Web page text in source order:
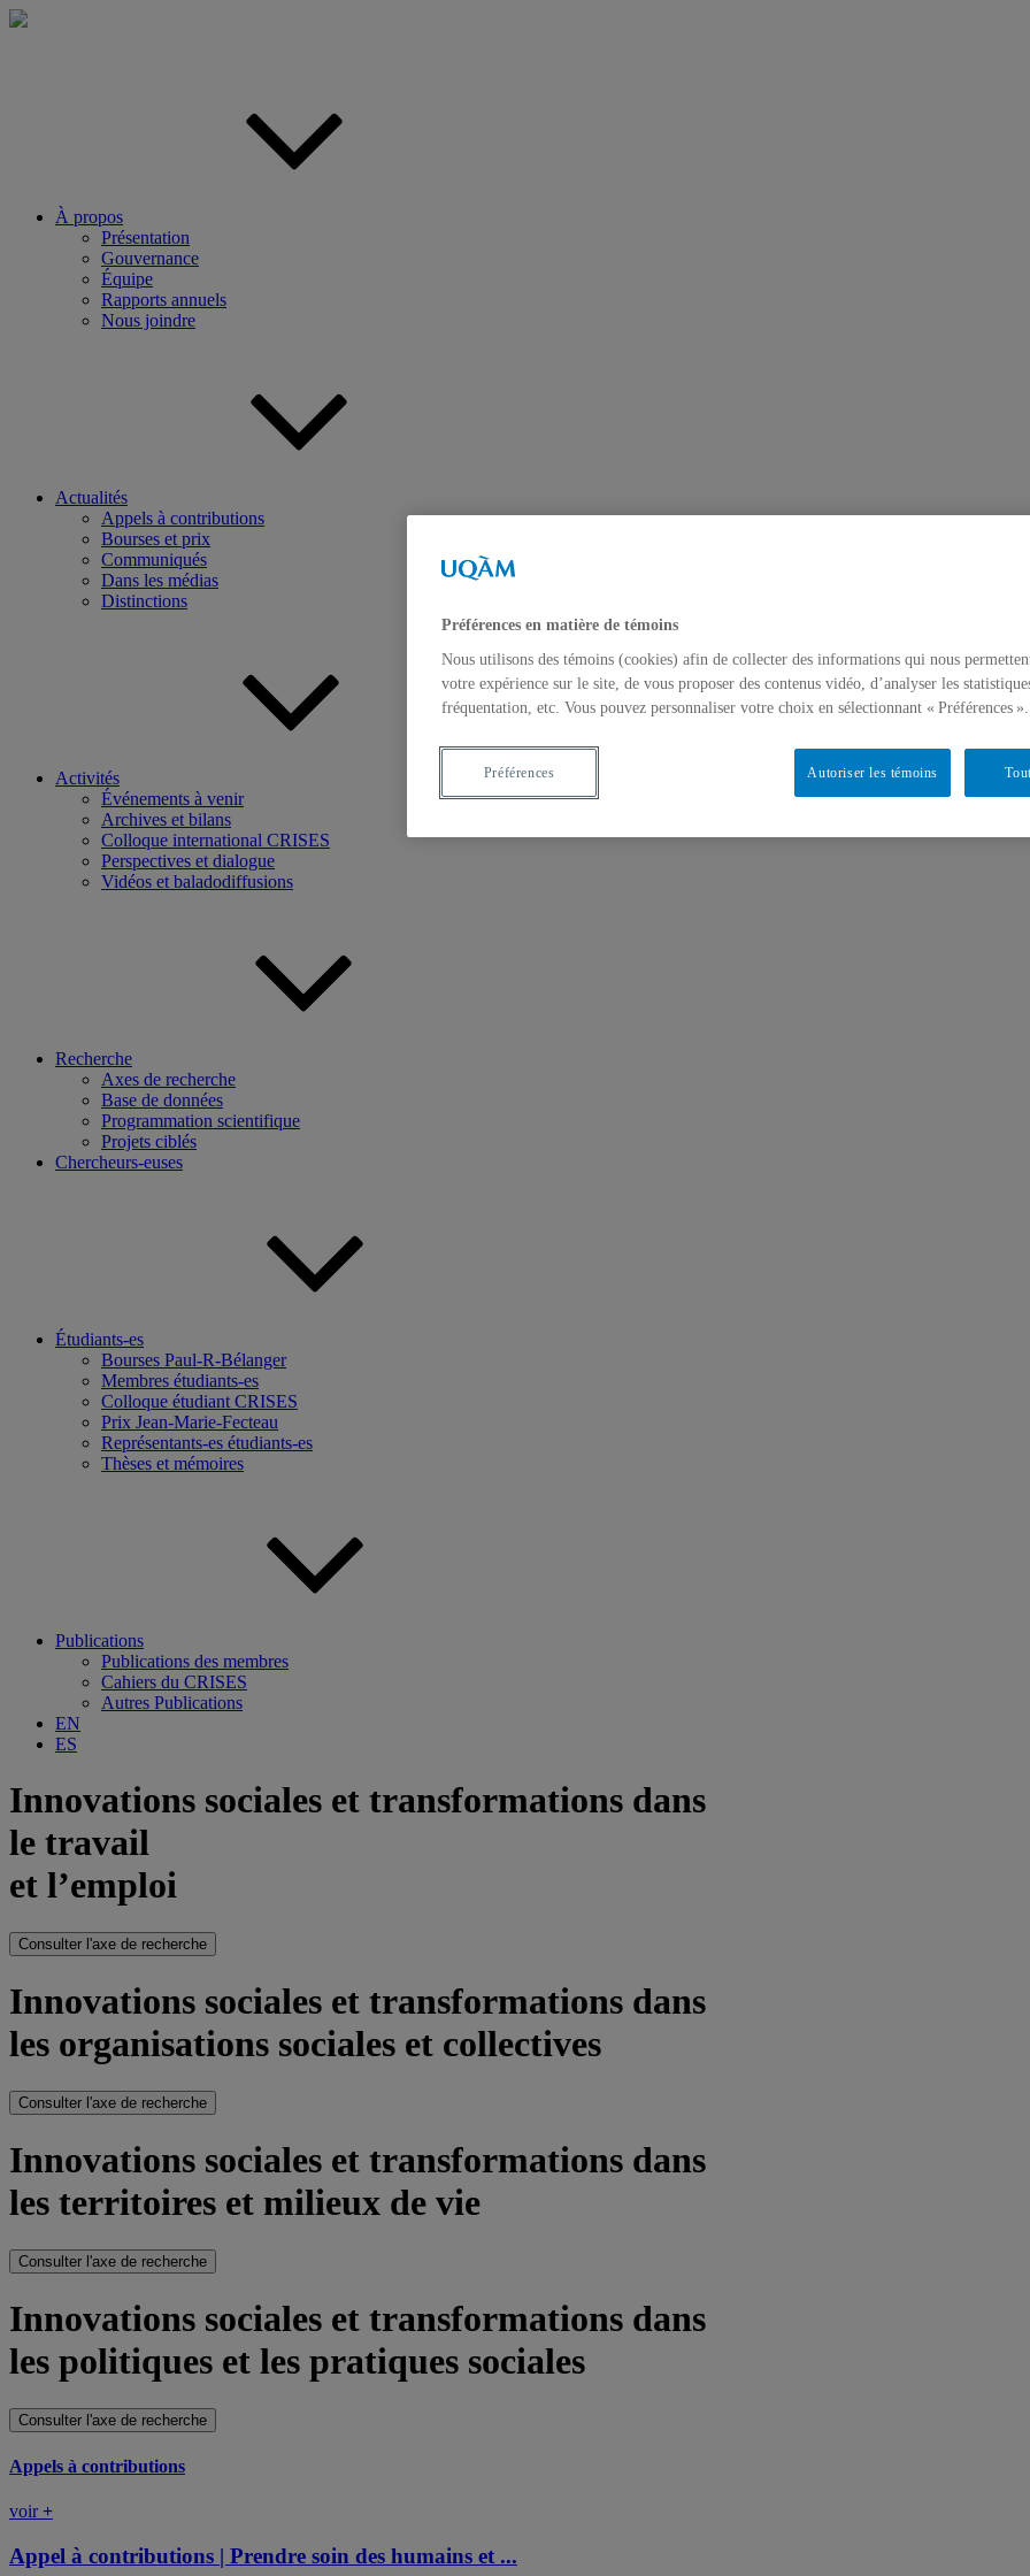
Aller
À propos
Présentation
Gouvernance
Équipe
Rapports annuels
Nous joindre
Actualités
Appels à contributions
Bourses et prix
Communiqués
Dans les médias
Distinctions
Activités
Événements à venir
Archives et bilans
Colloque international CRISES
Perspectives et dialogue
Vidéos et baladodiffusions
Recherche
Axes de recherche
Base de données
Programmation scientifique
Projets ciblés
Chercheurs-euses
Étudiants-es
Bourses Paul-R-Bélanger
Membres étudiants-es
Colloque étudiant CRISES
Prix Jean-Marie-Fecteau
Représentants-es étudiants-es
Thèses et mémoires
Publications
Publications des membres
Cahiers du CRISES
Autres Publications
EN
ES
Innovations sociales et transformations dans
le travail
et l’emploi
Consulter l'axe de recherche
Innovations sociales et transformations dans
les organisations sociales et collectives
Consulter l'axe de recherche
Innovations sociales et transformations dans
les territoires et milieux de vie
Consulter l'axe de recherche
Innovations sociales et transformations dans
les politiques et les pratiques sociales
Consulter l'axe de recherche
Appels à contributions
voir +
Appel à contributions | Prendre soin des humains et ...
Préférences en matière de témoins
Nous utilisons des témoins (cookies) afin de collecter des informations qui nous
votre expérience sur le site, de vous proposer des contenus vidéo, d’analyser les
fréquentation, etc. Vous pouvez personnaliser votre choix en sélectionnant « Préférences ».
Autoriser les témoins
Préférences